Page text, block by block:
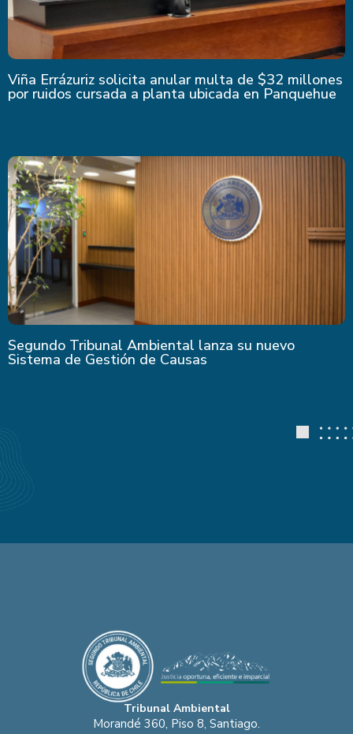
Viña Errázuriz solicita anular multa de $32 millones
por ruidos cursada a planta ubicada en Panquehue
Segundo Tribunal Ambiental lanza su nuevo
Sistema de Gestión de Causas
Tribunal Ambiental
Morandé 360, Piso 8, Santiago.